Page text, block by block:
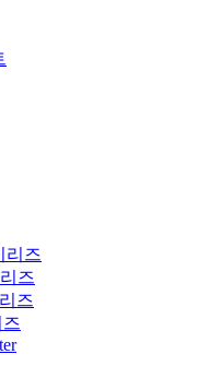
리즈
즈
즈